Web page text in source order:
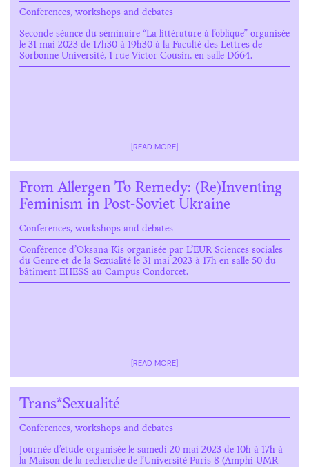
Conferences, workshops and debates
Seconde séance du séminaire “La littérature à l’oblique” organisée
le 31 mai 2023 de 17h30 à 19h30 à la Faculté des Lettres de
Sorbonne Université, 1 rue Victor Cousin, en salle D664.
[READ MORE]
From Allergen To Remedy: (Re)Inventing
Feminism in Post-Soviet Ukraine
Conferences, workshops and debates
Conférence d’Oksana Kis organisée par L’EUR Sciences sociales
du Genre et de la Sexualité le 31 mai 2023 à 17h en salle 50 du
bâtiment EHESS au Campus Condorcet.
[READ MORE]
Trans*Sexualité
Conferences, workshops and debates
Journée d’étude organisée le samedi 20 mai 2023 de 10h à 17h à
la Maison de la recherche de l’Université Paris 8 (Amphi UMR